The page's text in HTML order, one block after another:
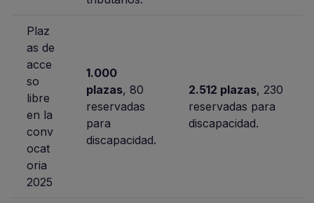
Plaz
as de
acce
so
libre
en la
conv
ocat
oria
2025
1.000
plazas, 80
reservadas
para
discapacidad.
2.512 plazas, 230
reservadas para
discapacidad.